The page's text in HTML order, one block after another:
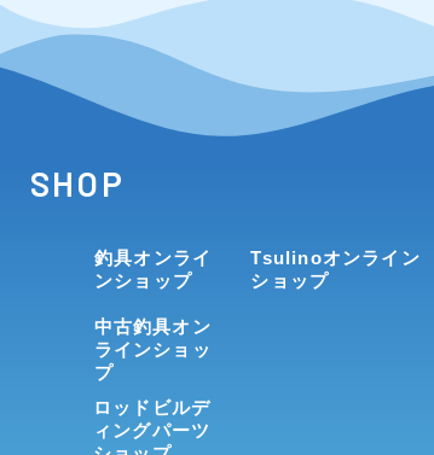
SHOP
釣具オンライ
ンショップ
中古釣具オン
ラインショッ
プ
ロッドビルデ
ィングパーツ
Tsulinoオンライン
ショップ